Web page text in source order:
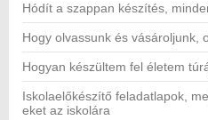
Hódít a szappan készítés,
Hogy olvassunk és vásároljunk,
Hogyan készültem fel életem
Iskolaelőkészítő feladatlapok,
eket az iskolára